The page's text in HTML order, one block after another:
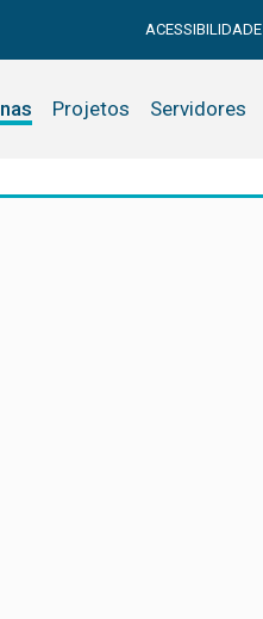
ACESSIBILIDADE
Projetos Servidores